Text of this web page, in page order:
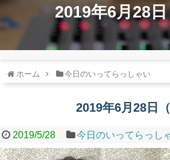
2019年6月28
ホーム 今日のいってらっしゃい
2019年6月28日（
2019/5/28 今日のいってらっし